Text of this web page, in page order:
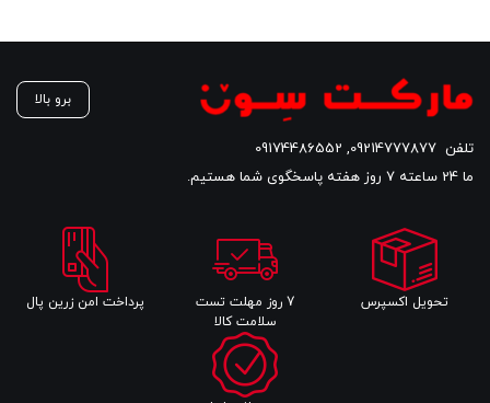
برو بالا
تلفن 09214777877
,
09174486552
ما 24 ساعته 7 روز هفته پاسخگوی شما هستیم.
تحویل اکسپرس
7 روز مهلت تست
سلامت کالا
پرداخت امن زرین پال